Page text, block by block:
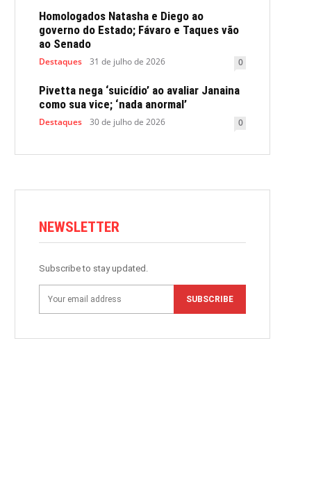
Homologados Natasha e Diego ao
governo do Estado; Fávaro e Taques vão
ao Senado
Destaques 31 de julho de 2026 0
Pivetta nega ‘suicídio’ ao avaliar Janaina
como sua vice; ‘nada anormal’
Destaques 30 de julho de 2026 0
NEWSLETTER
Subscribe to stay updated.
SUBSCRIBE